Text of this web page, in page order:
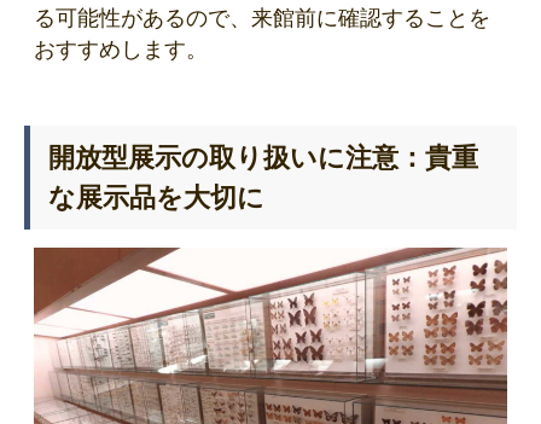
る可能性があるので、来館前に確認することを
おすすめします。
開放型展示の取り扱いに注意：貴重
な展示品を大切に